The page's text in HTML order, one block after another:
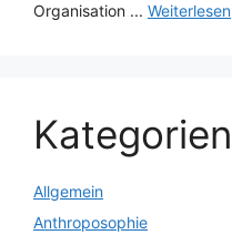
Organisation ... Weiterlesen
Kategorien
Allgemein
Anthroposophie